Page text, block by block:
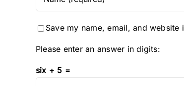
Save my name, email, and
Please enter an answer in digits:
six + 5 =